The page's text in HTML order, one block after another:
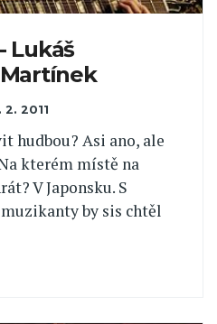
Lukáš
2. 2011
hudbou? Asi ano, ale
kterém místě na
V Japonsku. S
by sis chtěl